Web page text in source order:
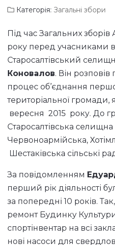
Категорія: Загальні збори
Під час Загальних зборів
року перед учасниками
Старосалтівський
Коновалов. Він розповів
процес об’єднання
територіальної
вересня 2015 року. До
Старосалтівська селищна
Червоноармійська,
Шестаківська сільські
За повідомленням
перший рік діяльності
за попередні 10 років.
ремонт Будинку
спортінвентар на всі
нові насоси для